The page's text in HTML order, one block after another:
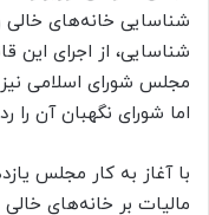
شناسایی خانه‌های خالی
شناسایی، از اجرای این
مجلس شورای اسلامی
اما شورای نگهبان آن را
با آغاز به کار مجلس
مالیات بر خانه‌های